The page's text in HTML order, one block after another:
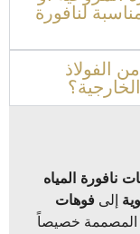
لنافورة
الفولاذ
نافورة المياه
إلى فوهات
المصممة خصيصاً